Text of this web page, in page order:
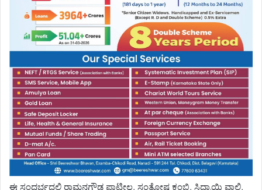
ಈ ಸಂದರ್ಭದಲ್ಲಿ ರಾಮನಗೌಡ ಪಾಟೀಲ, ಸಂತೋಷ ಕಂಬಿ, ಸಿದ್ರಾಯಿ ವಾಲಿ,